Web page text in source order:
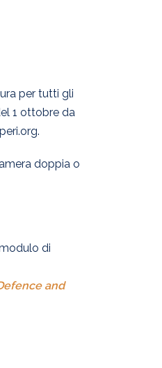
per tutti gli
1 ottobre da
doppia o
di
and